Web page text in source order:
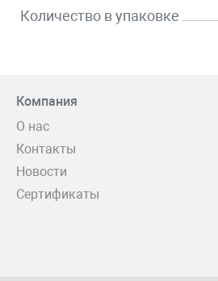
Количество в упаковке
Компания
О нас
Контакты
Новости
Сертификаты